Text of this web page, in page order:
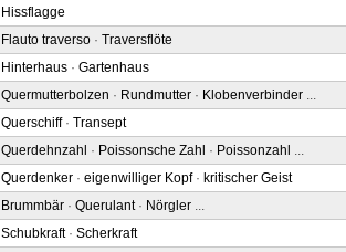
Hissflagge
Flauto traverso · Traversflöte
Hinterhaus · Gartenhaus
Quermutterbolzen · Rundmutter · Klobenverbinder ...
Querschiff· Transept
Querdehnzahl · Poissonsche Zahl · Poissonzahl ...
Querdenker · eigenwilliger Kopf· kritischer Geist
Brummbär · Querulant· Nörgler ...
Schubkraft· Scherkraft